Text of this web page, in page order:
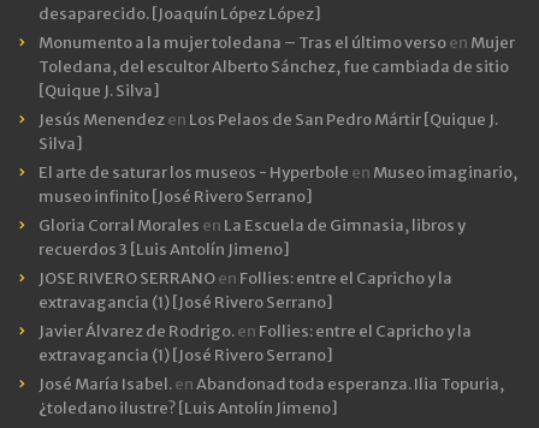
desaparecido. [Joaquín López López]
Monumento a la mujer toledana – Tras el último versoen Mujer
Toledana, del escultor Alberto Sánchez, fue cambiada de sitio
[Quique J. Silva]
Jesús Menendezen Los Pelaos de San Pedro Mártir [Quique J.
Silva]
El arte de saturar los museos - Hyperbole en Museo imaginario,
museo infinito [José Rivero Serrano]
Gloria Corral Morales en La Escuela de Gimnasia, libros y
recuerdos 3 [Luis Antolín Jimeno]
JOSE RIVERO SERRANOen Follies: entre el Capricho y la
extravagancia (1) [José Rivero Serrano]
Javier Álvarez de Rodrigo.en Follies: entre el Capricho y la
extravagancia (1) [José Rivero Serrano]
José María Isabel.enAbandonad toda esperanza. Ilia Topuria,
¿toledano ilustre? [Luis Antolín Jimeno]